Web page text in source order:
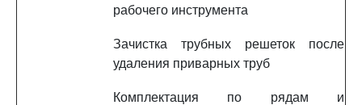
рабочего инструмента
Зачистка трубных решеток после
удаления приварных труб
Комплектация по рядам и